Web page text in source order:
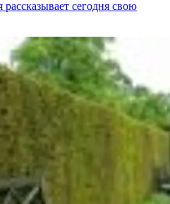
сегодня свою